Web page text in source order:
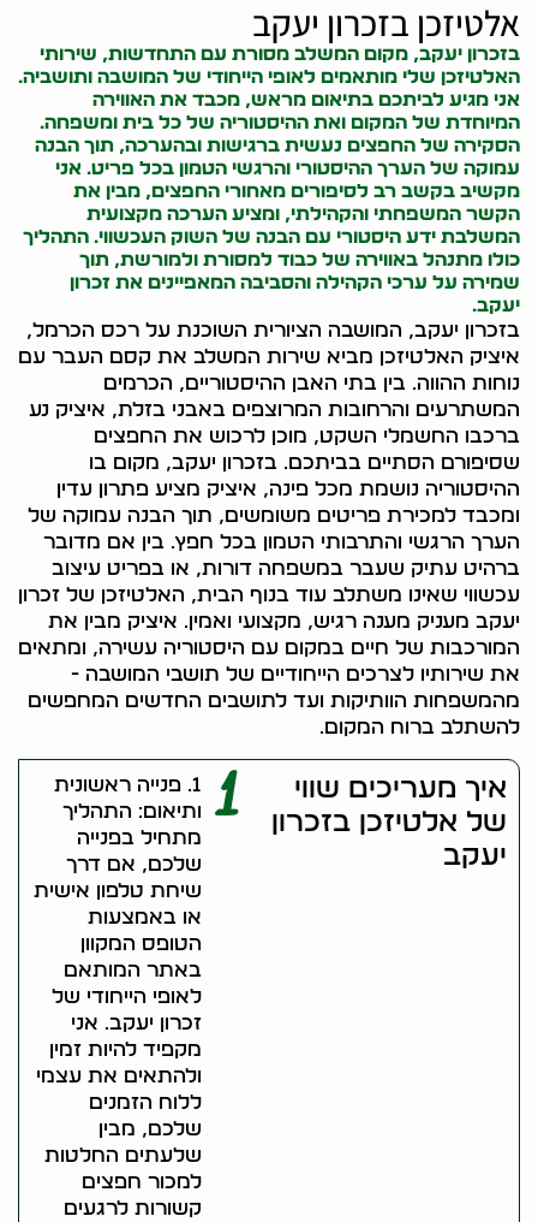
אלטיזכן בזכרון יעקב
בזכרון יעקב, מקום המשלב מסורת עם התחדשות, שירותי
האלטיזכן שלי מותאמים לאופי הייחודי של המושבה ותושביה.
אני מגיע לביתכם בתיאום מראש, מכבד את האווירה
המיוחדת של המקום ואת ההיסטוריה של כל בית ומשפחה.
הסקירה של החפצים נעשית ברגישות ובהערכה, תוך הבנה
עמוקה של הערך ההיסטורי והרגשי הטמון בכל פריט. אני
מקשיב בקשב רב לסיפורים מאחורי החפצים, מבין את
הקשר המשפחתי והקהילתי, ומציע הערכה מקצועית
המשלבת ידע היסטורי עם הבנה של השוק העכשווי. התהליך
כולו מתנהל באווירה של כבוד למסורת ולמורשת, תוך
שמירה על ערכי הקהילה והסביבה המאפיינים את זכרון
יעקב.
בזכרון יעקב, המושבה הציורית השוכנת על רכס הכרמל,
איציק האלטיזכן מביא שירות המשלב את קסם העבר עם
נוחות ההווה. בין בתי האבן ההיסטוריים, הכרמים
המשתרעים והרחובות המרוצפים באבני בזלת, איציק נע
ברכבו החשמלי השקט, מוכן לרכוש את החפצים
שסיפורם הסתיים בביתכם. בזכרון יעקב, מקום בו
ההיסטוריה נושמת מכל פינה, איציק מציע פתרון עדין
ומכבד למכירת פריטים משומשים, תוך הבנה עמוקה של
הערך הרגשי והתרבותי הטמון בכל חפץ. בין אם מדובר
ברהיט עתיק שעבר במשפחה דורות, או בפריט עיצוב
עכשווי שאינו משתלב עוד בנוף הבית, האלטיזכן של זכרון
יעקב מעניק מענה רגיש, מקצועי ואמין. איציק מבין את
המורכבות של חיים במקום עם היסטוריה עשירה, ומתאים
את שירותיו לצרכים הייחודיים של תושבי המושבה -
מהמשפחות הוותיקות ועד לתושבים החדשים המחפשים
להשתלב ברוח המקום.
איך מעריכים שווי
של אלטיזכן בזכרון
יעקב
1
1. פנייה ראשונית
ותיאום: התהליך
מתחיל בפנייה
שלכם, אם דרך
שיחת טלפון אישית
או באמצעות
הטופס המקוון
באתר המותאם
לאופי הייחודי של
זכרון יעקב. אני
מקפיד להיות זמין
ולהתאים את עצמי
ללוח הזמנים
שלכם, מבין
שלעתים החלטות
למכור חפצים
קשורות לרגעים